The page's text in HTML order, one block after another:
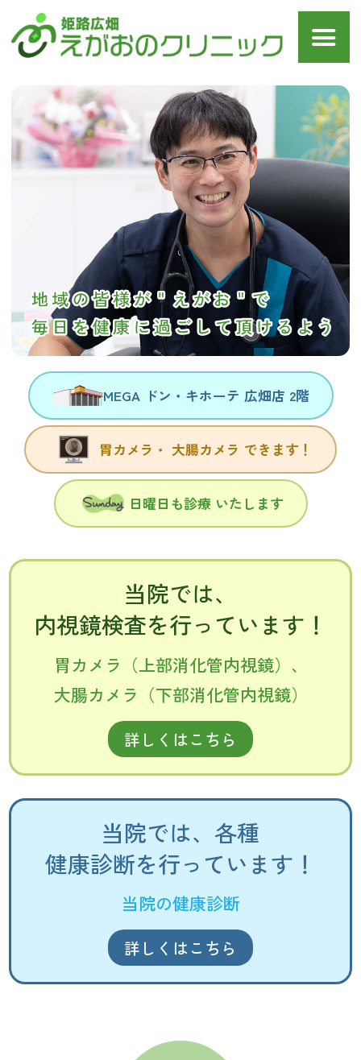
姫路市広畑の内科・消化器
内科【姫路広畑えがおのク
リニック】
MEGAドン・キホーテ 広畑店 2階
胃カメラ・ 大腸カメラ できます！
日曜日も診療いたします
当院では、
内視鏡検査を行っています！
胃カメラ（上部消化管内視鏡）、
大腸カメラ（下部消化管内視鏡）
詳しくはこちら
当院では、各種
健康診断を行っています！
当院の健康診断
詳しくはこちら